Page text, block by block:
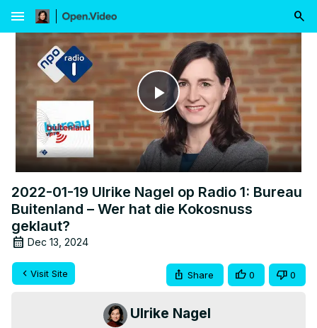
menu
Play
Video
2022-01-19 Ulrike Nagel op Radio 1: Bureau
Buitenland – Wer hat die Kokosnuss
geklaut?
Dec 13, 2024
Visit Site Share 0 0
Ulrike Nagel